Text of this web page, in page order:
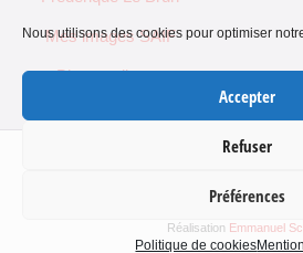
Nous utilisons des cookies pour optimiser
Accepter
Refuser
Préférences
Politique de cookies
Mes images SAIF
Blog mediapart
Copyright © 2026 Frédérique
Réalisation Emmanuel